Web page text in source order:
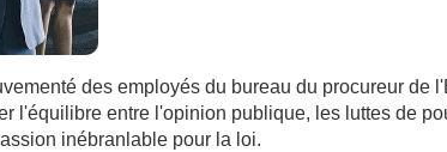
des employés du bureau du procureur de
l'équilibre entre l'opinion publique, les luttes de
inébranlable pour la loi.